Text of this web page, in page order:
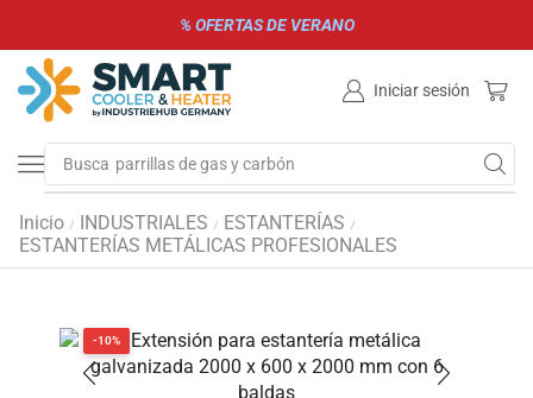
% OFERTAS DE VERANO
Iniciar sesión
Busca parrillas de gas y carbón
Inicio / INDUSTRIALES / ESTANTERÍAS /
ESTANTERÍAS METÁLICAS PROFESIONALES
-10%